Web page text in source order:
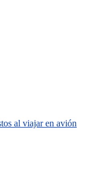
al viajar en avión